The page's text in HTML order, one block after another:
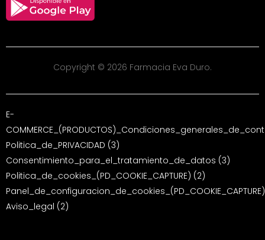
Copyright © 2026 Farmacia Eva Duro.
E-
Politica_de_PRIVACIDAD (3)
Consentimiento_para_el_tratamiento_de_datos (3)
Politica_de_cookies_(PD_COOKIE_CAPTURE) (2)
Panel_de_configuracion_de_cookies_(PD_COOKIE_CAPTURE)
Aviso_legal (2)